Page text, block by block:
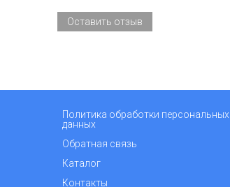
Оставить отзыв
Политика обработки персональных
данных
Обратная связь
Каталог
Контакты